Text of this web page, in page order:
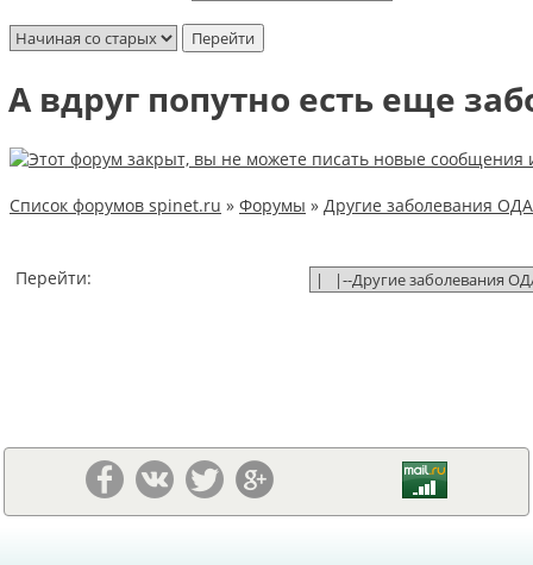
А вдруг попутно есть еще
Список форумов spinet.ru » Форумы » Другие заболевания ОДА
Перейти: